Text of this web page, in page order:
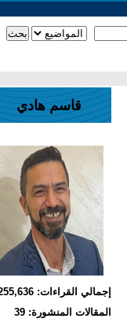
قاسم هادي
إجمالي القراءات: 255,636
المقالات المنشورة: 39